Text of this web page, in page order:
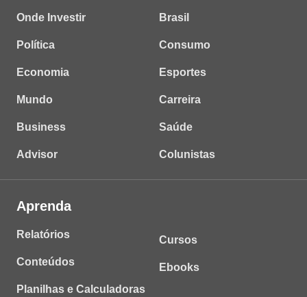
Onde Investir
Política
Economia
Mundo
Business
Advisor
Brasil
Consumo
Esportes
Carreira
Saúde
Colunistas
Aprenda
Relatórios
Conteúdos
Planilhas e Calculadoras
Cursos
Ebooks